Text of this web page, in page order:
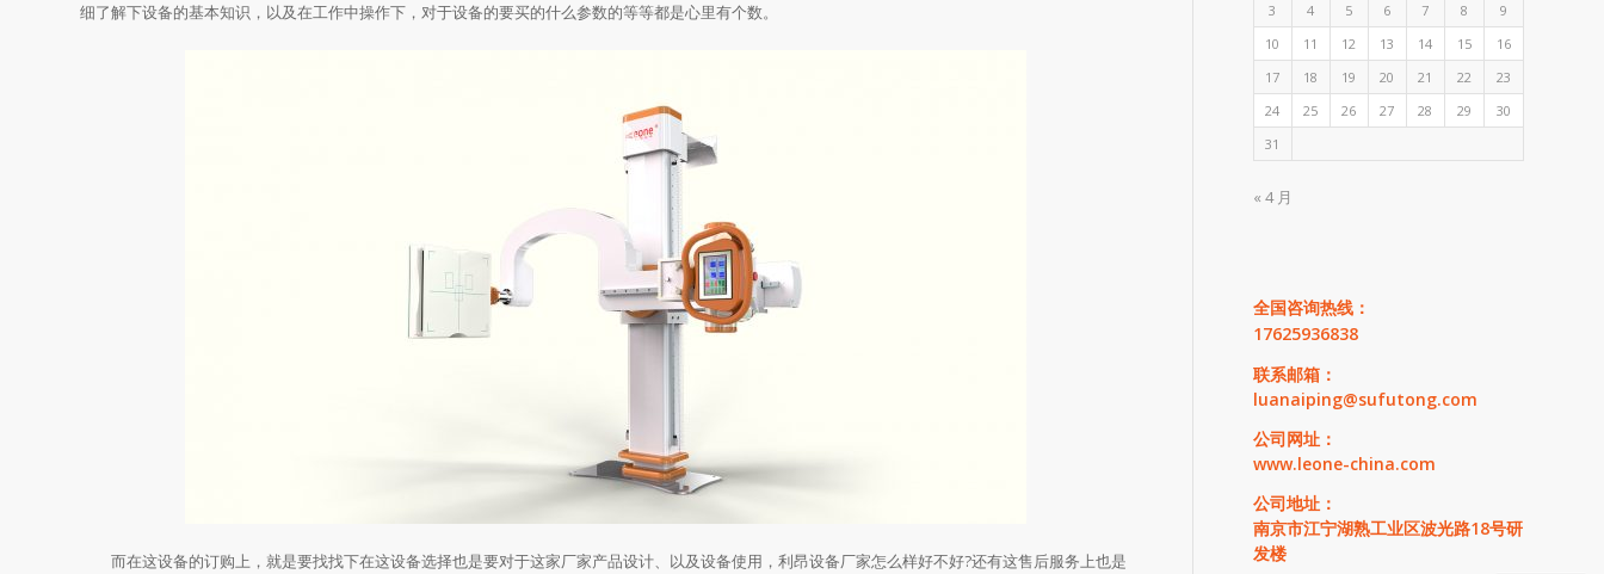
细了解下设备的基本知识，以及在工作中操作下，对于设备的要买的什么参数的等等都是心里有个数。
而在这设备的订购上，就是要找找下在这设备选择也是要对于这家厂家产品设计、以及设备使用，利昂设备厂家怎么样好不好?还有这售后服务上也是
3
4 5 6 7 8
9
10
11 12 13 14 15
16
17
18 19 20 21 22
23
24
25 26 27 28 29
30
31
« 4 月
全国咨询热线：
17625936838
联系邮箱：
luanaiping@sufutong.com
公司网址：
www.leone-china.com
公司地址：
南京市江宁湖熟工业区波光路18号研
发楼